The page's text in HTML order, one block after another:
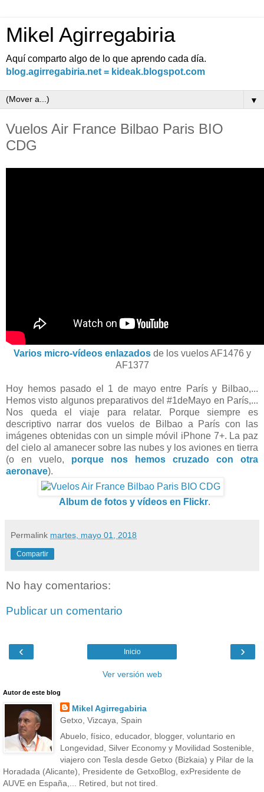
Mikel Agirregabiria
Aquí comparto algo de lo que aprendo cada día.
blog.agirregabiria.net = kideak.blogspot.com
▼
Vuelos Air France Bilbao Paris BIO
CDG
Varios micro-vídeos enlazadosde los vuelos AF1476 y
AF1377
Hoy hemos pasado el 1 de mayo entre París y Bilbao,...
Hemos visto algunos preparativos del #1deMayo en París,...
Nos queda el viaje para relatar. Porque siempre es
descriptivo narrar dos vuelos de Bilbao a París con las
imágenes obtenidas con un simple móvil iPhone 7+. La paz
del cielo al amanecer sobre las nubes y los aviones en tierra
(o en vuelo, porque nos hemos cruzado con otra
aeronave).
Album de fotos y vídeos en Flickr.
Permalink martes, mayo 01, 2018
Compartir
No hay comentarios:
Publicar un comentario
‹ ›
Inicio
Ver versión web
Autor de este blog
Mikel Agirregabiria
Getxo, Vizcaya, Spain
Abuelo, físico, educador, blogger, voluntario en
Longevidad, Silver Economy y Movilidad Sostenible,
viajero con Tesla desde Getxo (Bizkaia) y Pilar de la
Horadada (Alicante), Presidente de GetxoBlog, exPresidente de
AUVE en España,... Retired, but not tired.